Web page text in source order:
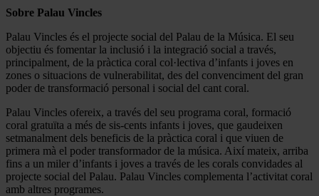
Sobre Palau Vincles
Palau Vincles és el projecte social del Palau de la Música. El seu
objectiu és fomentar la inclusió i la integració social a través,
principalment, de la pràctica coral col·lectiva d’infants i joves en
zones o situacions de vulnerabilitat, des del convenciment del gran
poder de transformació personal i social del cant coral.
Palau Vincles ofereix, a través del seu programa coral, formació
coral gratuïta a més de sis-cents infants i joves, que gaudeixen
setmanalment dels beneficis de la pràctica coral i que viuen de
primera mà el poder transformador de la música. Així mateix, arriba
fins a un miler d’infants i joves a través de les corals convidades al
projecte social del Palau. Palau Vincles complementa l’activitat coral
amb altres programes.